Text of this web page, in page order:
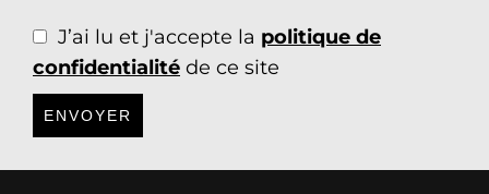
J’ai lu et j'accepte la politique de
confidentialité de ce site
ENVOYER